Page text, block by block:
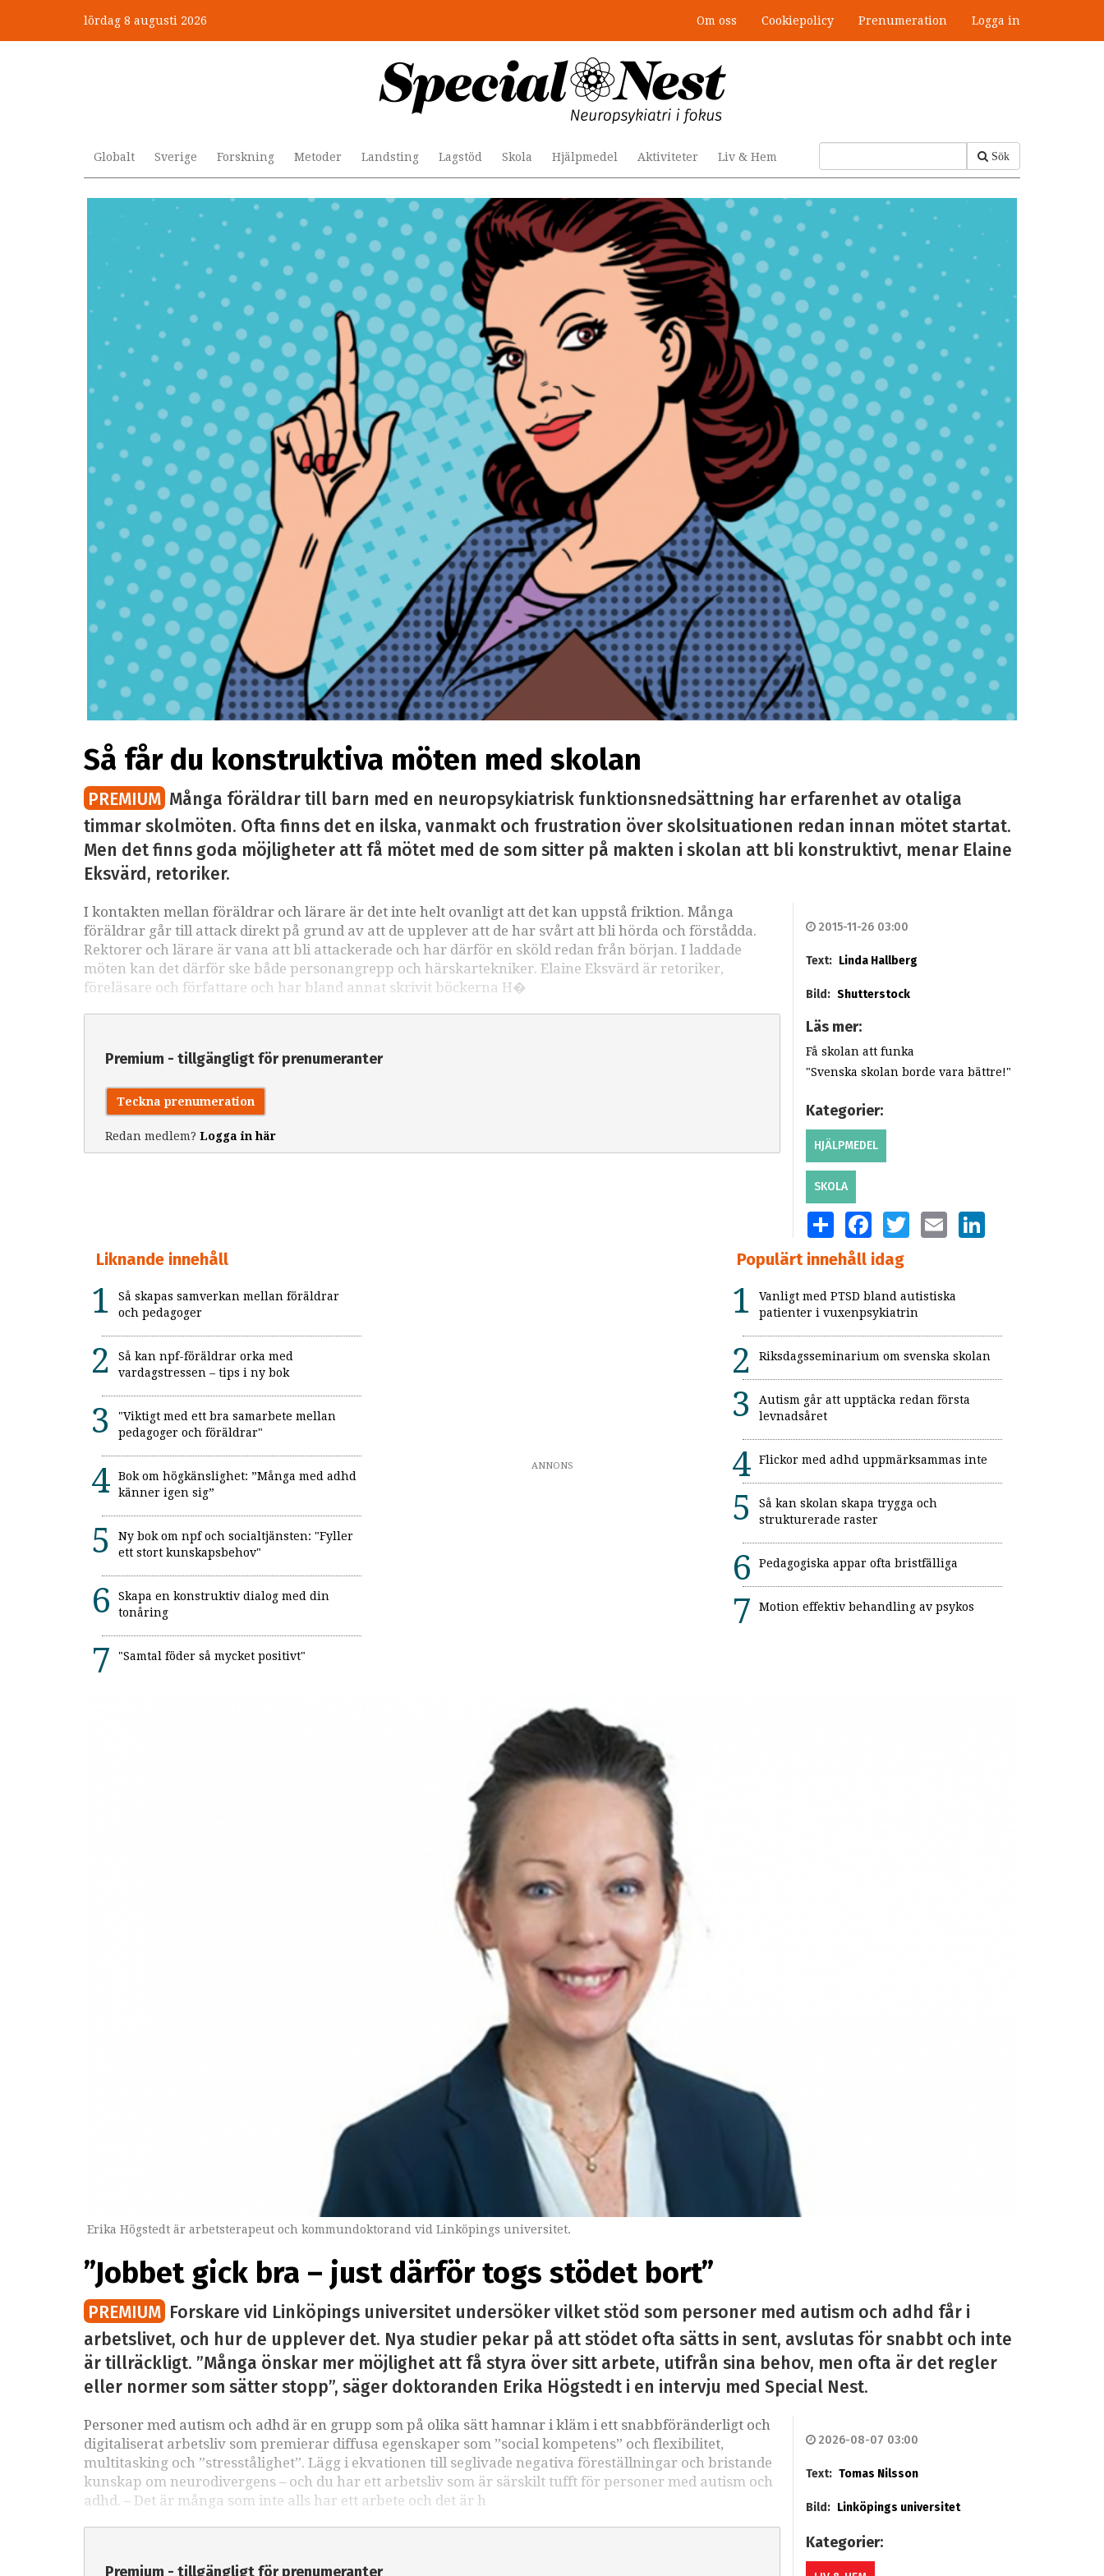
huvudinnehåll
lördag 8 augusti 2026 Om oss Cookiepolicy Prenumeration Logga in
Sök
Globalt Sverige Forskning Metoder Landsting Lagstöd Skola Hjälpmedel Aktiviteter Liv & Hem
Så får du konstruktiva möten med skolan
PREMIUM Många föräldrar till barn med en neuropsykiatrisk funktionsnedsättning har erfarenhet av otaliga
timmar skolmöten. Ofta finns det en ilska, vanmakt och frustration över skolsituationen redan innan mötet startat.
Men det finns goda möjligheter att få mötet med de som sitter på makten i skolan att bli konstruktivt, menar Elaine
Eksvärd, retoriker.
I kontakten mellan föräldrar och lärare är det inte helt ovanligt att det kan uppstå friktion. Många
föräldrar går till attack direkt på grund av att de upplever att de har svårt att bli hörda och förstådda.
Rektorer och lärare är vana att bli attackerade och har därför en sköld redan från början. I laddade
möten kan det därför ske både personangrepp och härskartekniker. Elaine Eksvärd är retoriker,
föreläsare och författare och har bland annat skrivit böckerna H�
Premium - tillgängligt för prenumeranter
Teckna prenumeration
Redan medlem? Logga in här
2015-11-26 03:00
Text: Linda Hallberg
Bild: Shutterstock
Läs mer:
Få skolan att funka
"Svenska skolan borde vara bättre!"
Kategorier:
HJÄLPMEDEL
SKOLA
SHARE FACEBOOKTWITTEREMAIL LINKEDIN
Liknande innehåll
Så skapas samverkan mellan föräldrar
och pedagoger
Så kan npf-föräldrar orka med
vardagstressen – tips i ny bok
"Viktigt med ett bra samarbete mellan
pedagoger och föräldrar"
Bok om högkänslighet: ”Många med adhd
känner igen sig”
Ny bok om npf och socialtjänsten: "Fyller
ett stort kunskapsbehov"
Skapa en konstruktiv dialog med din
tonåring
"Samtal föder så mycket positivt"
ANNONS
Populärt innehåll idag
Vanligt med PTSD bland autistiska
patienter i vuxenpsykiatrin
Riksdagsseminarium om svenska skolan
Autism går att upptäcka redan första
levnadsåret
Flickor med adhd uppmärksammas inte
Så kan skolan skapa trygga och
strukturerade raster
Pedagogiska appar ofta bristfälliga
Motion effektiv behandling av psykos
”Jobbet gick bra – just därför togs stödet bort”
Erika Högstedt är arbetsterapeut och kommundoktorand vid Linköpings universitet.
”Jobbet gick bra – just därför togs stödet bort”
PREMIUM Forskare vid Linköpings universitet undersöker vilket stöd som personer med autism och adhd får i
arbetslivet, och hur de upplever det. Nya studier pekar på att stödet ofta sätts in sent, avslutas för snabbt och inte
är tillräckligt. ”Många önskar mer möjlighet att få styra över sitt arbete, utifrån sina behov, men ofta är det regler
eller normer som sätter stopp”, säger doktoranden Erika Högstedt i en intervju med Special Nest.
Personer med autism och adhd är en grupp som på olika sätt hamnar i kläm i ett snabbföränderligt och
digitaliserat arbetsliv som premierar diffusa egenskaper som ”social kompetens” och flexibilitet,
multitasking och ”stresstålighet”. Lägg i ekvationen till seglivade negativa föreställningar och bristande
kunskap om neurodivergens – och du har ett arbetsliv som är särskilt tufft för personer med autism och
adhd. – Det är många som inte alls har ett arbete och det är h
Premium - tillgängligt för prenumeranter
2026-08-07 03:00
Text: Tomas Nilsson
Bild: Linköpings universitet
Kategorier: